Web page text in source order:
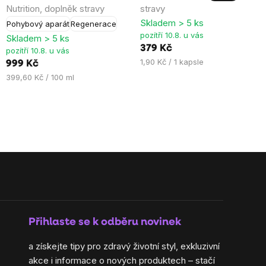
Nutrition, doplněk stravy
Pohybový aparátRegenerace
4,6
z
5
hvězdiček.
Skladem > 5 ks
pozítří 10.8. u vás
999 Kč
Měrná
399,60 Kč / 100 ml
stravy
5,0
z
5
hvězdiček.
Skladem > 5 ks
pozítří 10.8. u vás
379 Kč
Měrná
1,90 Kč / 1 kapsle
Přihlaste se k odběru novinek
a získejte tipy pro zdravý životní styl, exkluzivní
akce i informace o nových produktech – stačí